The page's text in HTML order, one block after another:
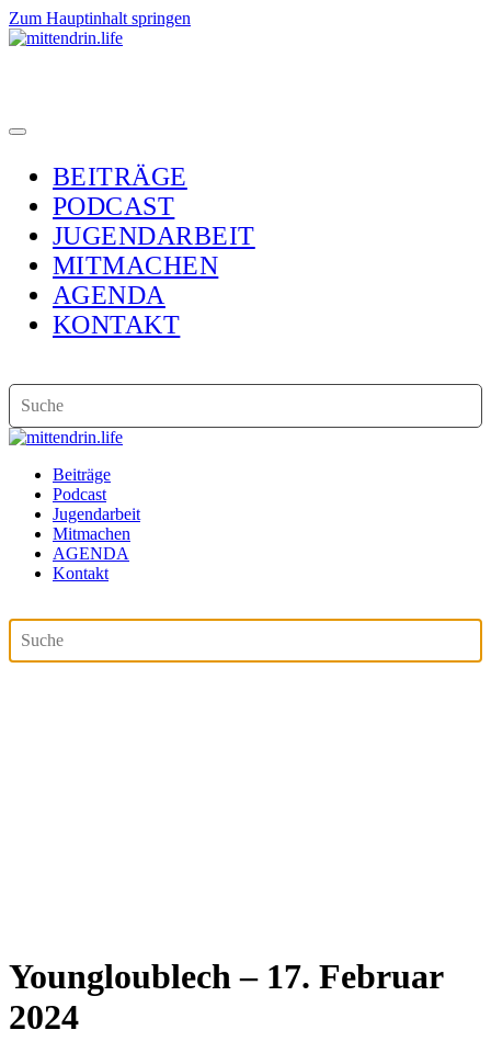
Zum Hauptinhalt springen
BEITRÄGE
PODCAST
JUGENDARBEIT
MITMACHEN
AGENDA
KONTAKT
Beiträge
Podcast
Jugendarbeit
Mitmachen
AGENDA
Kontakt
Youngloublech – 17. Februar
2024